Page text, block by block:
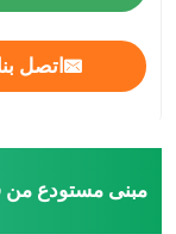
مباني المكاتب
قاعة المعارض
اتصل
مبنى مستودع من